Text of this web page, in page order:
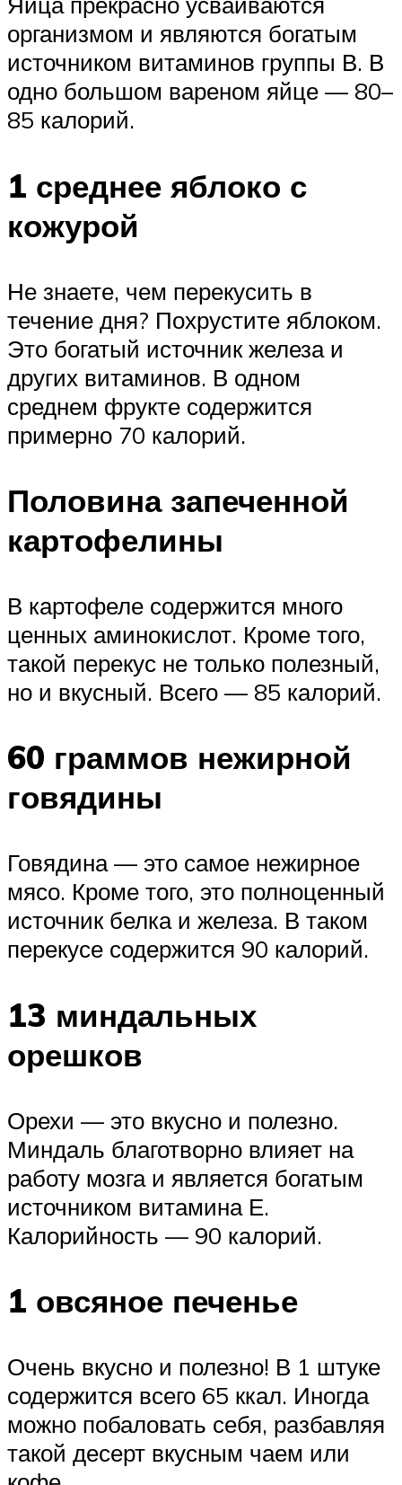
организмом и являются богатым
источником витаминов группы В. В
одно большом вареном яйце — 80–
85 калорий.
1 среднее яблоко с
кожурой
Не знаете, чем перекусить в
течение дня? Похрустите яблоком.
Это богатый источник железа и
других витаминов. В одном
среднем фрукте содержится
примерно 70 калорий.
Половина запеченной
картофелины
В картофеле содержится много
ценных аминокислот. Кроме того,
такой перекус не только полезный,
но и вкусный. Всего — 85 калорий.
60 граммов нежирной
говядины
Говядина — это самое нежирное
мясо. Кроме того, это полноценный
источник белка и железа. В таком
перекусе содержится 90 калорий.
13 миндальных
орешков
Орехи — это вкусно и полезно.
Миндаль благотворно влияет на
работу мозга и является богатым
источником витамина Е.
Калорийность — 90 калорий.
1 овсяное печенье
Очень вкусно и полезно! В 1 штуке
содержится всего 65 ккал. Иногда
можно побаловать себя, разбавляя
такой десерт вкусным чаем или